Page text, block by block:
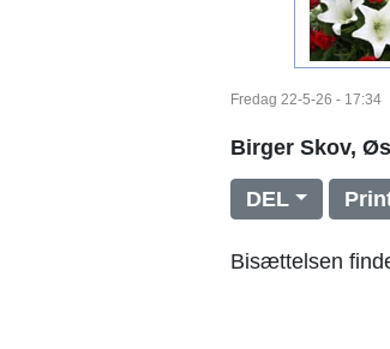
Fredag 22-5-26 - 17:34
Birger Skov,
DEL
Bisættelsen